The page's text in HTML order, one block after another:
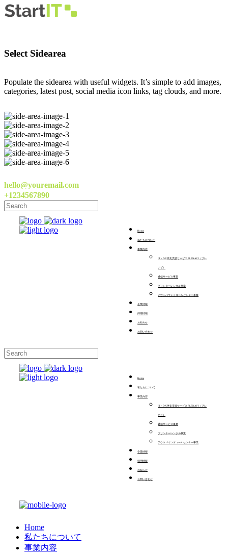
Select Sidearea
Populate the sidearea with useful widgets. It’s simple to add images,
categories, latest post, social media icon links, tag clouds, and more.
hello@youremail.com
+1234567890
Home
私たちについて
事業内容
IT・DX伴走支援サービス PLENAVI（プレ
ナビ）
通信サービス事業
プリンターレンタル事業
アウトバウンドコールセンター事業
企業情報
採用情報
お知らせ
お問い合わせ
Home
私たちについて
事業内容
IT・DX伴走支援サービス PLENAVI（プレ
ナビ）
通信サービス事業
プリンターレンタル事業
アウトバウンドコールセンター事業
企業情報
採用情報
お知らせ
お問い合わせ
Home
私たちについて
事業内容